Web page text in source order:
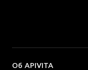
Об APIVITA